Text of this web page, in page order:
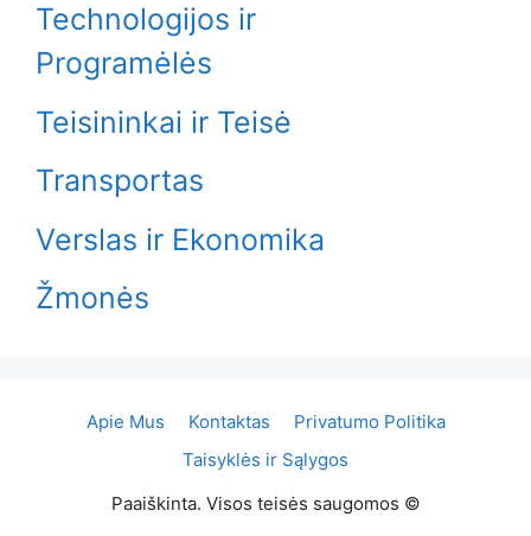
Technologijos ir
Programėlės
Teisininkai ir Teisė
Transportas
Verslas ir Ekonomika
Žmonės
Apie Mus Kontaktas
Privatumo Politika
Taisyklės ir Sąlygos
Paaiškinta. Visos teisės saugomos ©